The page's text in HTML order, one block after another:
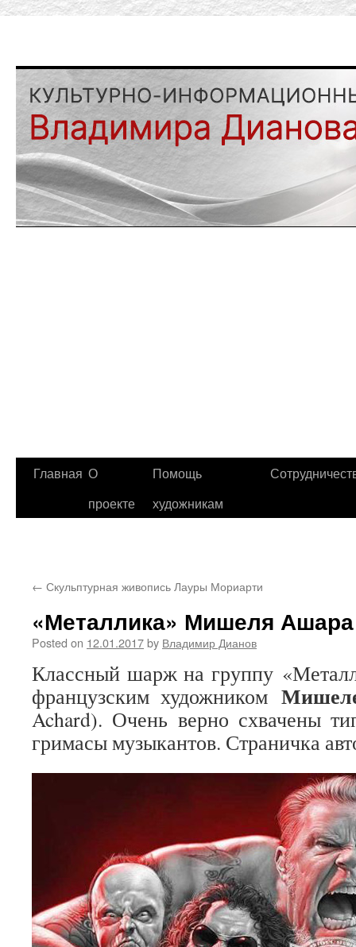
Главная О
проекте
Помощь
художникам
← Скульптурная живопись Лауры Мориарти
«Металлика» Мишеля Ашара
Posted on 12.01.2017by Владимир Дианов
Классный шарж на группу
французским художником
Achard). Очень верно схвачены
гримасы музыкантов. Страничка